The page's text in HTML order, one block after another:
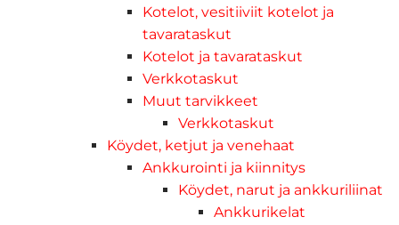
Kotelot, vesitiiviit kotelot ja
tavarataskut
Kotelot ja tavarataskut
Verkkotaskut
Muut tarvikkeet
Verkkotaskut
Köydet, ketjut ja venehaat
Ankkurointi ja kiinnitys
Köydet, narut ja ankkuriliinat
Ankkurikelat